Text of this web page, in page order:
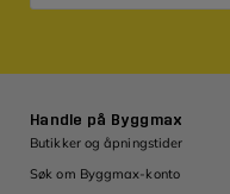
Handle på Byggmax
Butikker og åpningstider
Søk om Byggmax-konto